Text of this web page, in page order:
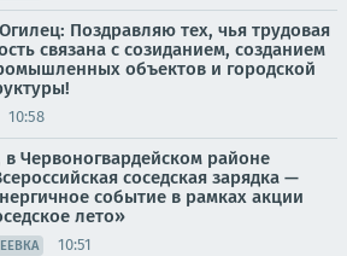
Поздравляю тех, чья трудовая
связана с созиданием, созданием
объектов и городской
10:58
в Червоногвардейском районе
соседская зарядка —
событие в рамках акции
лето»
10:51